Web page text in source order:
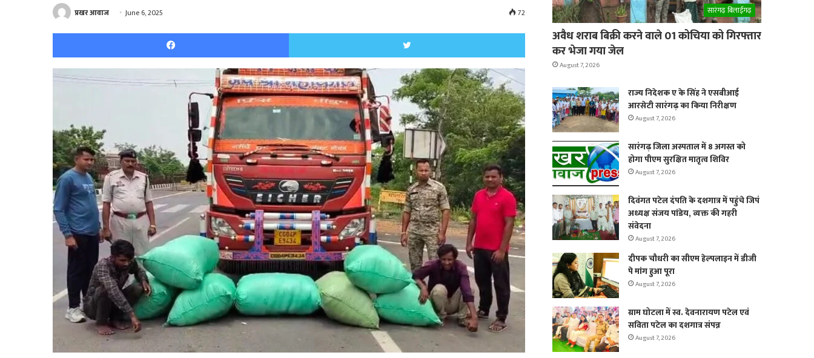
प्रखर आवाज June 6, 2025 72
Facebook Twitter
सारंगढ़ बिलाईगढ़
अवैध शराब बिक्री करने वाले 01 कोचिया को गिरफ्तार
कर भेजा गया जेल
August 7, 2026
राज्य निदेशक ए के सिंह ने एसबीआई
आरसेटी सारंगढ़ का किया निरीक्षण
August 7, 2026
सारंगढ़ जिला अस्पताल में 8 अगस्त को
होगा पीएम सुरक्षित मातृत्व शिविर
August 7, 2026
दिवंगत पटेल दंपति के दशगात्र में पहुंचे जिपं
अध्यक्ष संजय पांडेय, व्यक्त की गहरी
संवेदना
August 7, 2026
दीपक चौधरी का सीएम हेल्पलाइन में डीजी
पे मांग हुआ पूरा
August 7, 2026
ग्राम घोटला में स्व. देवनारायण पटेल एवं
सविता पटेल का दशगात्र संपन्न
August 7, 2026